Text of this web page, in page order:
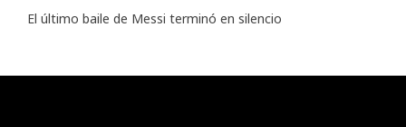
El último baile de Messi terminó en silencio